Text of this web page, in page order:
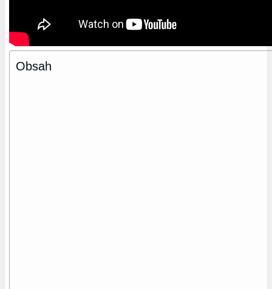
Obsah